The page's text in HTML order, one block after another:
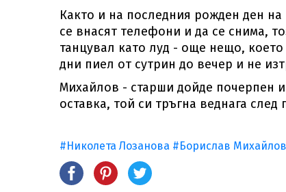
Както и на последния рожден ден
се внасят телефони и да се снима,
танцувал като луд - още нещо,
дни пиел от сутрин до вечер и не
Михайлов - старши дойде почерпен
оставка, той си тръгна веднага
#Николета Лозанова #Борислав Михайлов